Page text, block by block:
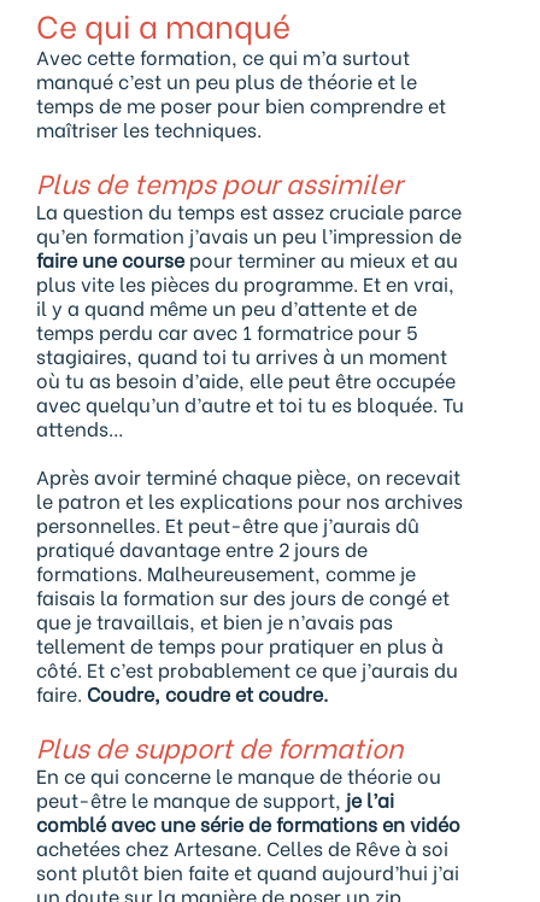
Ce qui a manqué
Avec cette formation, ce qui m’a surtout
manqué c’est un peu plus de théorie et le
temps de me poser pour bien comprendre et
maîtriser les techniques.
Plus de temps pour assimiler
La question du temps est assez cruciale parce
qu’en formation j’avais un peu l’impression de
faire une coursepour terminer au mieux et au
plus vite les pièces du programme. Et en vrai,
il y a quand même un peu d’attente et de
temps perdu car avec 1 formatrice pour 5
stagiaires, quand toi tu arrives à un moment
où tu as besoin d’aide, elle peut être occupée
avec quelqu’un d’autre et toi tu es bloquée. Tu
attends…
Après avoir terminé chaque pièce, on recevait
le patron et les explications pour nos archives
personnelles. Et peut-être que j’aurais dû
pratiqué davantage entre 2 jours de
formations. Malheureusement, comme je
faisais la formation sur des jours de congé et
que je travaillais, et bien je n’avais pas
tellement de temps pour pratiquer en plus à
côté. Et c’est probablement ce que j’aurais du
faire. Coudre, coudre et coudre.
Plus de support de formation
En ce qui concerne le manque de théorie ou
peut-être le manque de support, je l’ai
comblé avec une série de formations en vidéo
achetées chez Artesane. Celles de Rêve à soi
sont plutôt bien faite et quand aujourd’hui j’ai
un doute sur la manière de poser un zip